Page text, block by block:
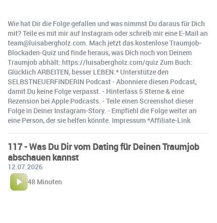
Wie hat Dir die Folge gefallen und was nimmst Du daraus für Dich
mit? Teile es mit mir auf Instagram oder schreib mir eine E-Mail an
team@luisabergholz.com. Mach jetzt das kostenlose Traumjob-
Blockaden-Quiz und finde heraus, was Dich noch von Deinem
Traumjob abhält: https://luisabergholz.com/quiz Zum Buch:
Glücklich ARBEITEN, besser LEBEN.* Unterstütze den
SELBSTNEUERFINDERIN Podcast - Abonniere diesen Podcast,
damit Du keine Folge verpasst. - Hinterlass 5 Sterne & eine
Rezension bei Apple Podcasts. - Teile einen Screenshot dieser
Folge in Deiner Instagram-Story. - Empfiehl die Folge weiter an
eine Person, der sie helfen könnte. Impressum *Affiliate-Link
117 - Was Du Dir vom Dating für Deinen Traumjob
abschauen kannst
12.07.2026
48 Minuten